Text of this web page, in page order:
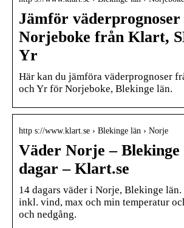
Jämför
Norjeboke från Klart,
Yr
Här kan du jämföra väderprognoser
och Yr för Norjeboke, Blekinge län.
http s://www.klart.se › Blekinge län › Norje
Väder Norje – Blekinge
dagar – Klart.se
14 dagars väder i Norje, Blekinge
inkl. vind, max och min temperatur
och nedgång.